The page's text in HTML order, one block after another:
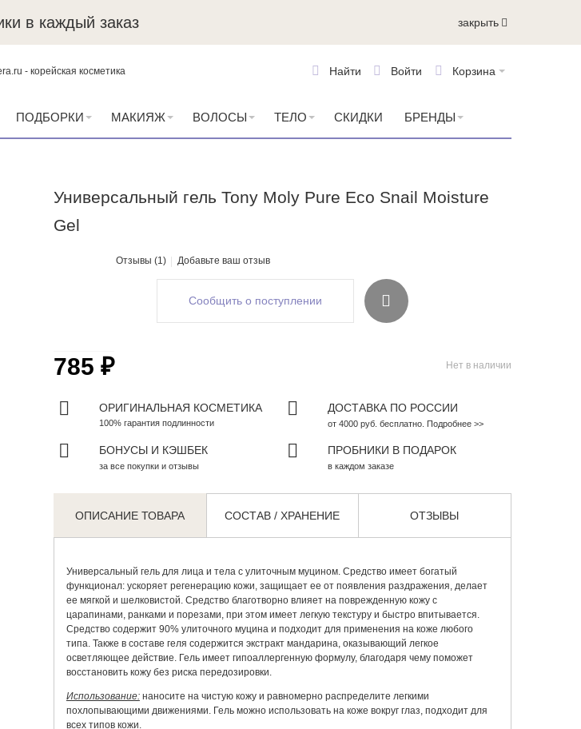
в каждый заказ закрыть
Корзина
Войти
Найти
ПОДБОРКИ МАКИЯЖ ВОЛОСЫ ТЕЛО СКИДКИ БРЕНДЫ
Универсальный гель Tony Moly Pure Eco Snail Moisture
Gel
Отзывы (1) Добавьте ваш отзыв
Сообщить о поступлении
Нет в наличии
785 ₽
ОРИГИНАЛЬНАЯ КОСМЕТИКА
100% гарантия подлинности
ДОСТАВКА ПО РОССИИ
от 4000 руб. бесплатно. Подробнее >>
БОНУСЫ И КЭШБЕК
за все покупки и отзывы
ПРОБНИКИ В ПОДАРОК
в каждом заказе
ОПИСАНИЕ ТОВАРА СОСТАВ / ХРАНЕНИЕ ОТЗЫВЫ
Универсальный гель для лица и телас улиточным муцином. Средство имеет богатый
функционал: ускоряет регенерацию кожи, защищает ее от появления раздражения, делает
ее мягкой и шелковистой. Средство благотворно влияет на поврежденную кожу с
царапинами, ранками и порезами, при этом имеет легкую текстуру и быстро впитывается.
Средство содержит 90% улиточного муцина и подходит для применения на коже любого
типа. Также в составе геля содержится экстракт мандарина, оказывающий легкое
осветляющее действие. Гель имеет гипоаллергенную формулу, благодаря чему поможет
восстановить кожу без риска передозировки.
Использование:наносите на чистую кожу и равномерно распределите легкими
похлопывающими движениями. Гель можно использовать на коже вокруг глаз, подходит для
всех типов кожи.